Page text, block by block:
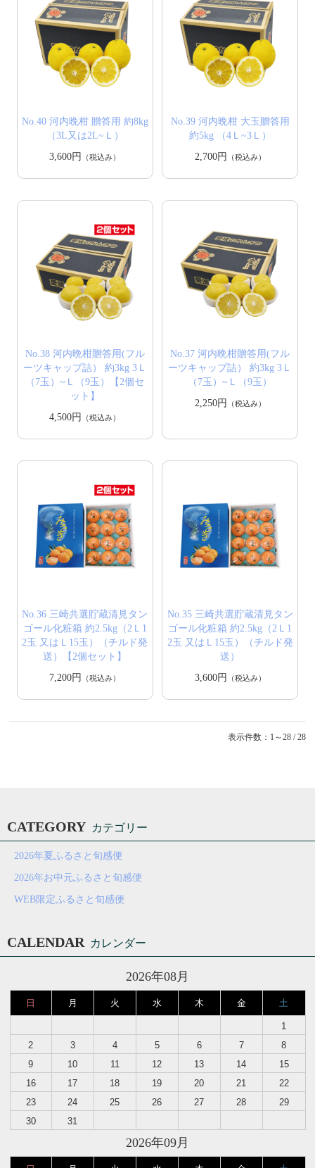
No.40 河内晩柑 贈答用 約8kg
（3L又は2L~Ｌ）
3,600円
（税込み）
No.39 河内晩柑 大玉贈答用
約5kg （4Ｌ~3Ｌ）
2,700円
（税込み）
No.38 河内晩柑贈答用(フル
ーツキャップ詰） 約3kg 3Ｌ
（7玉）~Ｌ（9玉）【2個セ
ット】
4,500円
（税込み）
No.37 河内晩柑贈答用(フル
ーツキャップ詰） 約3kg 3Ｌ
（7玉）~Ｌ（9玉）
2,250円
（税込み）
No.36 三崎共選貯蔵清見タン
ゴール化粧箱 約2.5kg（2Ｌ1
2玉 又はＬ15玉）（チルド発
送）【2個セット】
7,200円
（税込み）
No.35 三崎共選貯蔵清見タン
ゴール化粧箱 約2.5kg（2Ｌ1
2玉 又はＬ15玉）（チルド発
送）
3,600円
（税込み）
表示件数：1～28 / 28
CATEGORY カテゴリー
2026年夏ふるさと旬感便
2026年お中元ふるさと旬感便
WEB限定ふるさと旬感便
CALENDAR カレンダー
2026年08月
日 月 火 水 木 金 土
1
2
3 4 5 6 7
8
9
10 11 12 13 14
15
16
17 18 19 20 21
22
23
24 25 26 27 28
29
30
31
2026年09月